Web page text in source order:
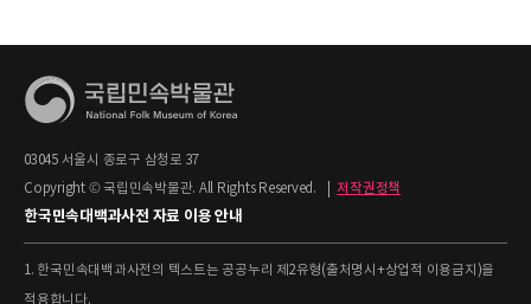
03045 서울시 종로구 삼청로 37
Copyright © 국립민속박물관. All Rights Reserved.
저작권정책
한국민속대백과사전 자료 이용 안내
1. 한국민속대백과사전의 텍스트는 공공누리 제2유형(출처명시+상업적 이용금지)을
적용합니다.